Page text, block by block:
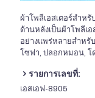
ผ้าโพลีเอสเตอร์สำห
ด้านหลังเป็นผ้าโพลีเ
อย่างแพร่หลายสำหรั
โซฟา, ปลอกหมอน,
รายการเลขที่:
เอสเอฟ-8905